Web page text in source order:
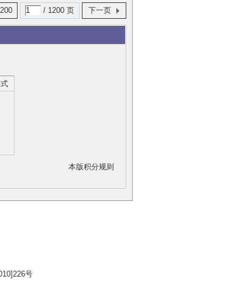
/ 1200 页 下一页
本版积分规则
号